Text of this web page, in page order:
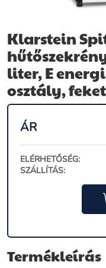
Klarstein
liter, E
osztály,
ÁR
ELÉRHETŐSÉG:
SZÁLLÍTÁS:
Termékleírás